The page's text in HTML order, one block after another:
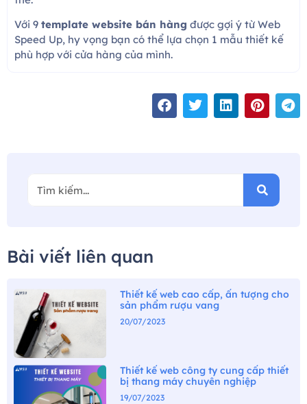
Với 9 template website bán hàng được gợi ý từ Web
Speed Up, hy vọng bạn có thể lựa chọn 1 mẫu thiết kế
phù hợp với cửa hàng của mình.
Bài viết liên quan
Thiết kế web cao cấp, ấn tượng cho
sản phẩm rượu vang
20/07/2023
Thiết kế web công ty cung cấp thiết
bị thang máy chuyên nghiệp
19/07/2023